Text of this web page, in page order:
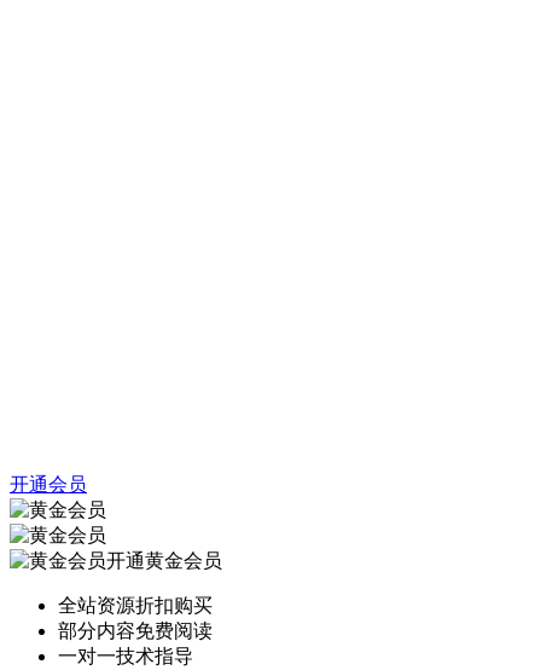
开通会员
开通黄金会员
全站资源折扣购买
部分内容免费阅读
一对一技术指导